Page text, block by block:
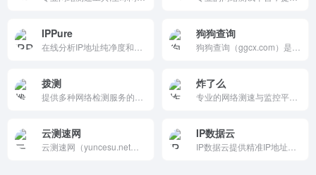
IPPure 狗狗查询
拨测 炸了么
云测速网 IP数据云